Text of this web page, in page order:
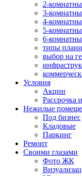
2-
3-
4-
5-
6-
типы
выбор на
Условия
Акции
Рассрочка
Нежилые
Под бизнес
Кладовые
Паркинг
Ремонт
Своими глазами
Фото ЖК